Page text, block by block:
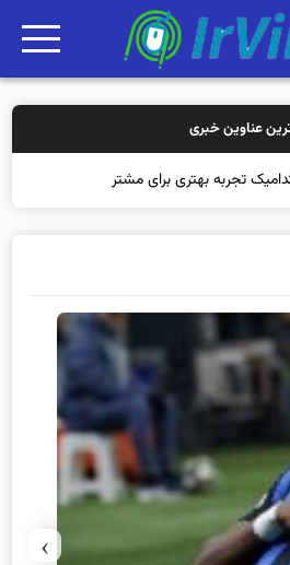
عناوین خبری
تجربه بهتری برای مشتریان ایجاد م
›